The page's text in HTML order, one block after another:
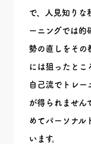
で、人見知りな
ーニングでは的
勢の直しをその
には狙ったとこ
自己流でトレー
が得られません
めてパーソナル
います。